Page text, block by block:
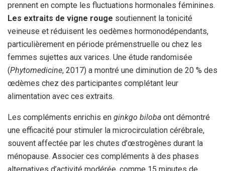
prennent en compte les fluctuations hormonales féminines.
Les extraits de vigne rouge soutiennent la tonicité
veineuse et réduisent les oedèmes hormonodépendants,
particulièrement en période prémenstruelle ou chez les
femmes sujettes aux varices. Une étude randomisée
(Phytomedicine, 2017) a montré une diminution de 20 % des
œdèmes chez des participantes complétant leur
alimentation avec ces extraits.
Les compléments enrichis en ginkgo biloba ont démontré
une efficacité pour stimuler la microcirculation cérébrale,
souvent affectée par les chutes d’œstrogènes durant la
ménopause. Associer ces compléments à des phases